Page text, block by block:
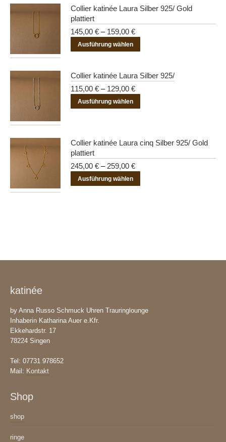
werden
Collier katinée Laura Silber 925/ Gold
plattiert
145,00 € – 159,00 €
Ausführung wählen
mehrere
Varianten
auf.
können
auf
der
Collier katinée Laura Silber 925/
115,00 € – 129,00 €
Ausführung wählen
mehrere
Optionen
Collier katinée Laura cinq Silber 925/ Gold
plattiert
245,00 € –259,00 €
Ausführung wählen
Produktseite
katinée
by Anna Russo Schmuck Uhren Trauringlounge
Inhaberin Katharina Auer e.Kfr.
Ekkehardstr. 17
78224 Singen
Tel: 07731 978652
Mail: Kontakt
Shop
shop
ringe